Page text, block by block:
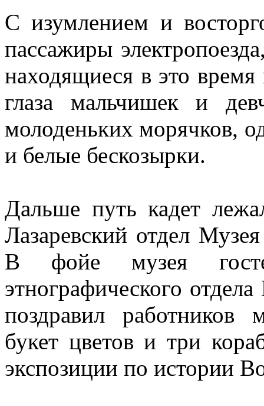
С изумлением и
пассажиры
находящиеся в это
глаза мальчишек и
молоденьких морячков,
и белые бескозырки.
Дальше путь кадет
Лазаревский отдел
В фойе музея
этнографического
поздравил работников
букет цветов и три
экспозиции по истории